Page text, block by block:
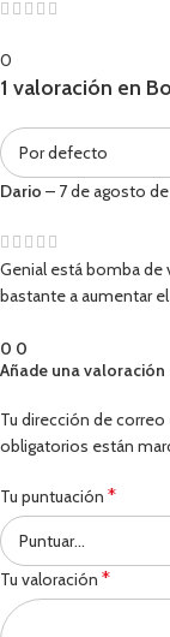
0
1 valoración en
Dario – 7 de agosto
Genial está bomba de
bastante a aumentar
0 0
Añade una valoración
Tu dirección de
obligatorios están
Tu puntuación *
Tu valoración *